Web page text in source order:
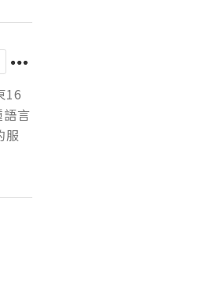
16
言
服